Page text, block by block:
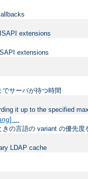
extensions
extensions
サーバが待つ時間
it up to the specified
] ...
の言語の variant の優先度
LDAP cache